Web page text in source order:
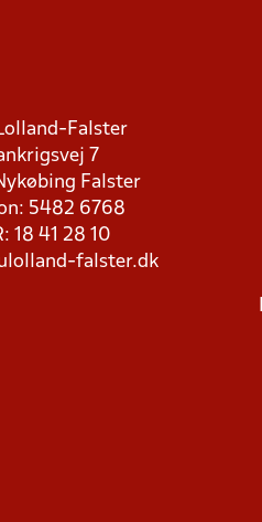
Falster
7
Falster
5482 6768
18 41 28 10
falster.dk